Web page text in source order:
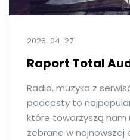
2026-04-27
Raport Total
Radio, muzyka z
podcasty to
które towarzyszą nam
zebrane w najnowszej